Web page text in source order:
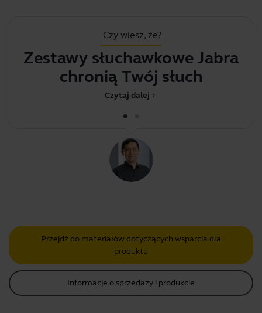
Czy wiesz, że?
Zestawy słuchawkowe Jabra
chronią Twój słuch
chevron_right
Czytaj dalej
Przejdź do materiałów dotyczących wsparcia dla
produktu
Informacje o sprzedaży i produkcie